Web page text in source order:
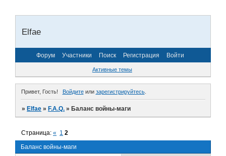
Elfae
Форум Участники Поиск Регистрация Войти
Активные темы
Привет, Гость! Войдитеили зарегистрируйтесь.
»Elfae »F.A.Q. »Баланс войны-маги
Баланс войны-маги
Страница:« 1 2